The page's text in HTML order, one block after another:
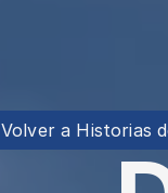
Volver a Historias